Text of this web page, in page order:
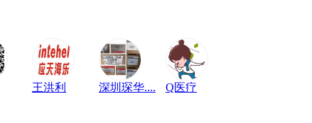
王洪利 深圳琛华.... Q医疗